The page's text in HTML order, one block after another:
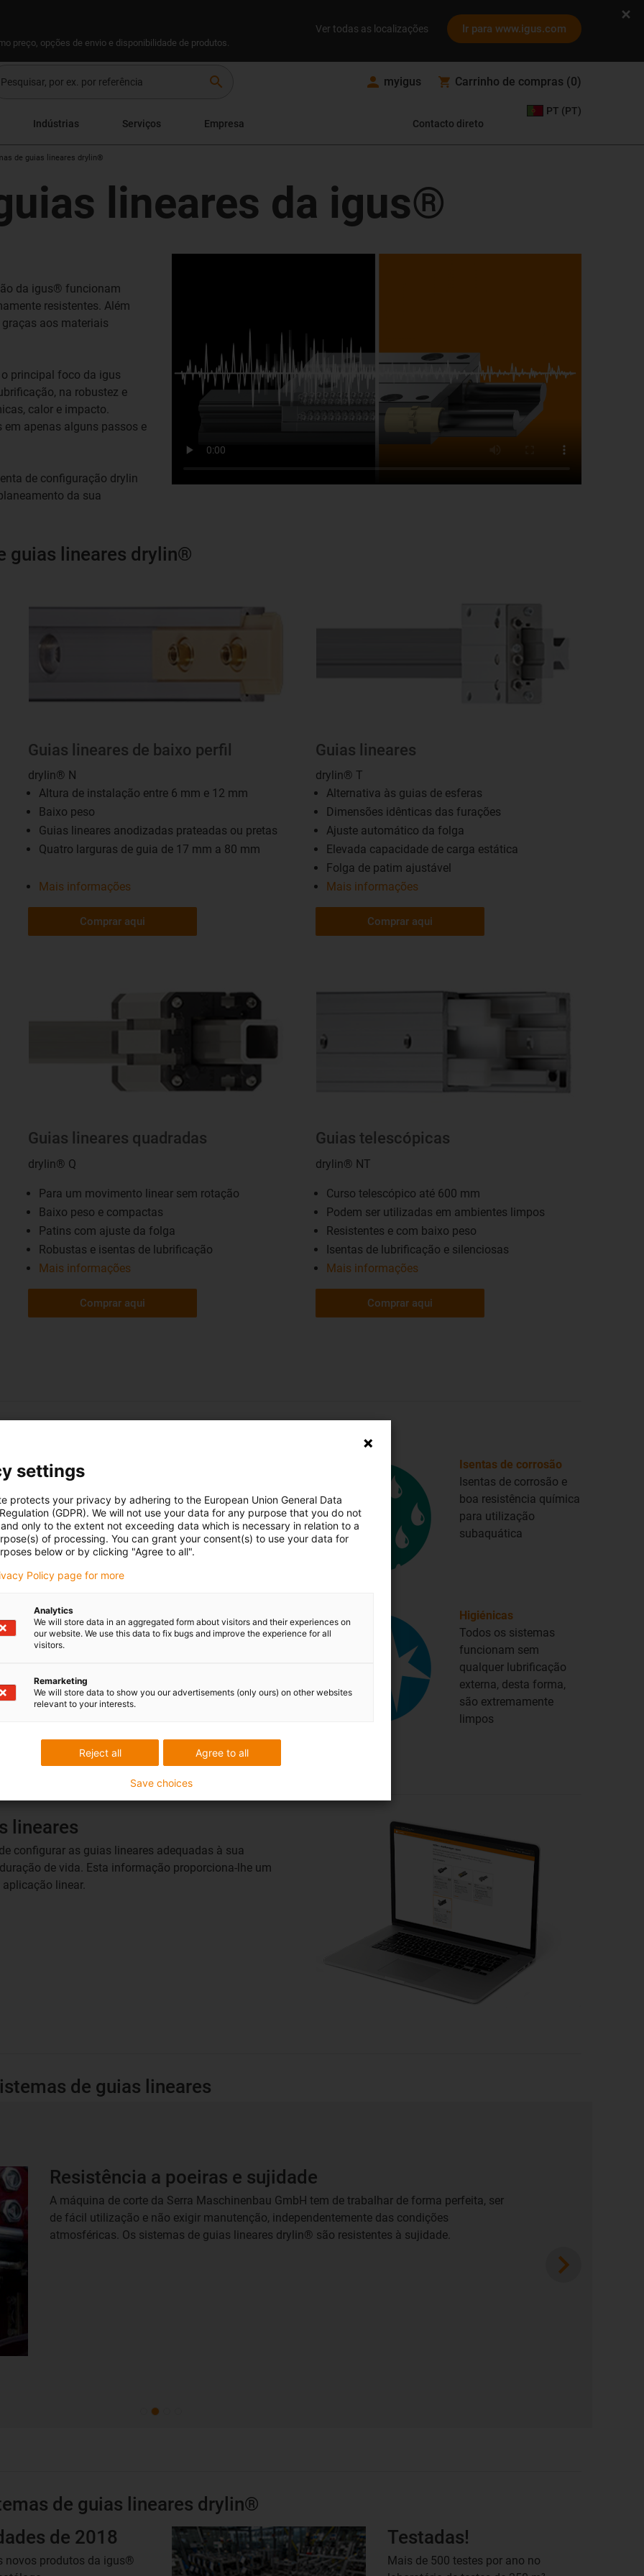
preço, opções de envio e disponibilidade de produtos.
Ver todas as localizações Ir para www.igus.com
search myigus Carrinho de compras (0)
Indústrias Serviços Empresa Contacto direto
PT (PT)
de guias lineares drylin®
lineares da igus®
da igus® funcionam
resistentes. Além
aos materiais
principal foco da igus
na robustez e
calor e impacto.
em apenas alguns passos e
de configuração drylin
da sua
guias lineares drylin®
Guias lineares de baixo perfil
drylin® N
Altura de instalação entre 6 mm e 12 mm
Baixo peso
Guias lineares anodizadas prateadas ou pretas
Quatro larguras de guia de 17 mm a 80 mm
Mais informações
Comprar aqui
Guias lineares
drylin® T
Alternativa às guias de esferas
Dimensões idênticas das furações
Ajuste automático da folga
Elevada capacidade de carga estática
Folga de patim ajustável
Mais informações
Comprar aqui
Guias lineares quadradas
drylin® Q
Para um movimento linear sem rotação
Baixo peso e compactas
Patins com ajuste da folga
Robustas e isentas de lubrificação
Mais informações
Comprar aqui
Guias telescópicas
drylin® NT
Curso telescópico até 600 mm
Podem ser utilizadas em ambientes limpos
Resistentes e com baixo peso
Isentas de lubrificação e silenciosas
Mais informações
Comprar aqui
de guias lineares drylin®?
drylin® podem ser
utilizadas até em
aplicações com areia,
limalhas e poeiras
Isentas de corrosão
Isentas de corrosão e
boa resistência química
para utilização
subaquática
Silenciosa
Até 4 vezes mais
equivalentes de metal
Higiénicas
Todos os sistemas
funcionam sem
qualquer lubrificação
externa, desta forma,
são extremamente
limpos
lineares
configurar as guias lineares adequadas à sua
de vida. Esta informação proporciona-lhe um
linear.
de guias lineares
Resistência a poeiras e sujidade
A máquina de corte da Serra Maschinenbau GmbH tem de trabalhar de forma perfeita, ser
de fácil utilização e não exigir manutenção, independentemente das condições
atmosféricas. Os sistemas de guias lineares drylin® são resistentes à sujidade.
de guias lineares drylin®
de 2018
novos produtos da igus®
Testadas!
Mais de 500 testes por ano no
settings
protects your privacy by adhering to the European Union General Data
(GDPR). We will not use your data for any purpose that you do not
only to the extent not exceeding data which is necessary in relation to a
of processing. You can grant your consent(s) to use your data for
below or by clicking "Agree to all".
Policy page for more
Analytics
We will store data in an aggregated form about visitors and their experiences on
our website. We use this data to fix bugs and improve the experience for all
visitors.
Remarketing
We will store data to show you our advertisements (only ours) on other websites
relevant to your interests.
Agree to all
Reject all
Save choices